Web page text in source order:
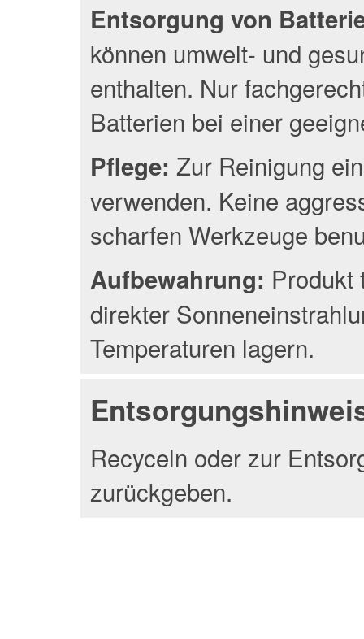
Entsorgung von
können umwelt- und
enthalten. Nur
Batterien bei einer
Pflege: Zur Reinigung
verwenden. Keine
scharfen Werkzeuge
Aufbewahrung: Produkt
direkter
Temperaturen lagern.
Recyceln oder zur
zurückgeben.